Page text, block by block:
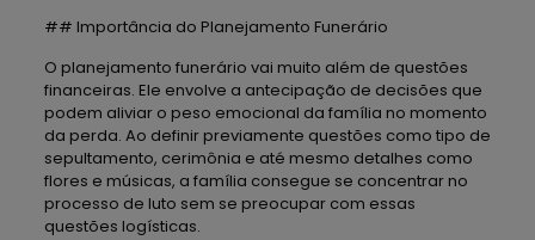
## Importância do Planejamento Funerário
O planejamento funerário vai muito além de questões
financeiras. Ele envolve a antecipação de decisões que
podem aliviar o peso emocional da família no momento
da perda. Ao definir previamente questões como tipo de
sepultamento, cerimônia e até mesmo detalhes como
flores e músicas, a família consegue se concentrar no
processo de luto sem se preocupar com essas
questões logísticas.